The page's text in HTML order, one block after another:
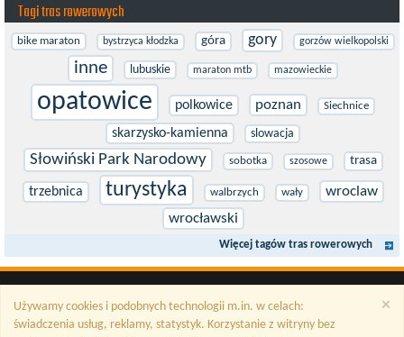
Tagi tras rowerowych
bike maraton bystrzyca kłodzka góra gory gorzów wielkopolski
inne lubuskie maraton mtb mazowieckie
opatowice polkowice poznan Siechnice
skarzysko-kamienna slowacja
Słowiński Park Narodowy sobotka szosowe trasa
trzebnica turystyka walbrzych wały
wroclaw
wrocławski
Więcej tagów tras rowerowych
×
Używamy cookies i podobnych technologii m.in. w celach:
świadczenia usług, reklamy, statystyk. Korzystanie z witryny bez